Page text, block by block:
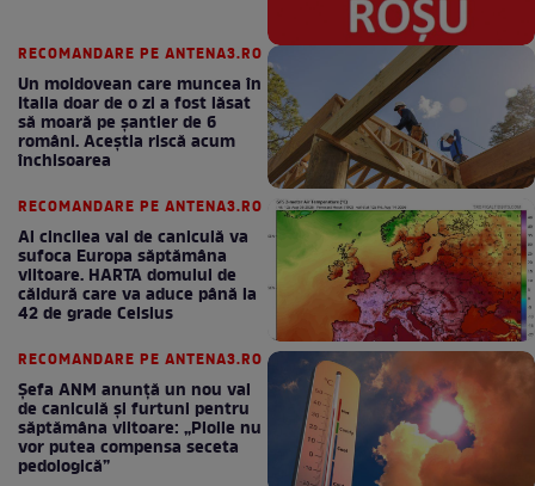
RECOMANDARE PE ANTENA3.RO
Un moldovean care muncea în
Italia doar de o zi a fost lăsat
să moară pe şantier de 6
români. Aceștia riscă acum
închisoarea
RECOMANDARE PE ANTENA3.RO
Al cincilea val de caniculă va
sufoca Europa săptămâna
viitoare. HARTA domului de
căldură care va aduce până la
42 de grade Celsius
RECOMANDARE PE ANTENA3.RO
Șefa ANM anunță un nou val
de caniculă și furtuni pentru
săptămâna viitoare: „Ploile nu
vor putea compensa seceta
pedologică”